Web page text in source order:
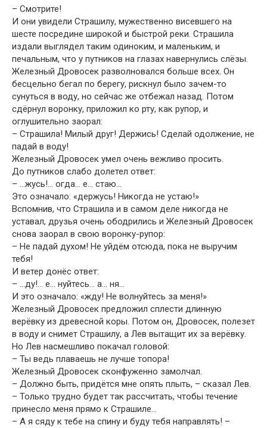
– Смотрите!
И они увидели Страшилу, мужественно висевшего на
шесте посредине широкой и быстрой реки. Страшила
издали выглядел таким одиноким, и маленьким, и
печальным, что у путников на глазах навернулись слёзы.
Железный Дровосек разволновался больше всех. Он
бесцельно бегал по берегу, рискнул было зачем-то
сунуться в воду, но сейчас же отбежал назад. Потом
сдёрнул воронку, приложил ко рту, как рупор, и
оглушительно заорал:
– Страшила! Милый друг! Держись! Сделай одолжение, не
падай в воду!
Железный Дровосек умел очень вежливо просить.
До путников слабо долетел ответ:
– …жусь!… огда… е… стаю…
Это означало: «держусь! Никогда не устаю!»
Вспомнив, что Страшила и в самом деле никогда не
уставал, друзья очень ободрились и Железный Дровосек
снова заорал в свою воронку-рупор:
– Не падай духом! Не уйдём отсюда, пока не выручим
тебя!
И ветер донёс ответ:
– …ду!… е… нуйтесь… а… ня…
И это означало: «жду! Не волнуйтесь за меня!»
Железный Дровосек предложил сплести длинную
верёвку из древесной коры. Потом он, Дровосек, полезет
в воду и снимет Страшилу, а Лев вытащит их за верёвку.
Но Лев насмешливо покачал головой:
– Ты ведь плаваешь не лучше топора!
Железный Дровосек сконфуженно замолчал.
– Должно быть, придётся мне опять плыть, – сказал Лев.
– Только трудно будет так рассчитать, чтобы течение
принесло меня прямо к Страшиле…
– А я сяду к тебе на спину и буду тебя направлять! –